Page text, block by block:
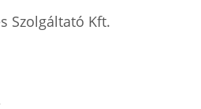
Szolgáltató Kft.